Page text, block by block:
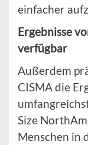
einfacher
Ergebnisse
verfügbar
Außerdem
CISMA die
Size
Menschen in